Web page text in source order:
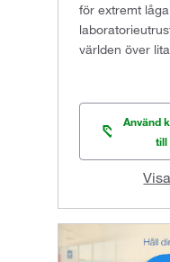
för extremt
världen över
Använd
till